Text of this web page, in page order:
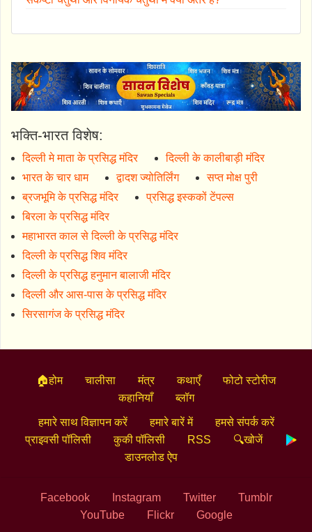
भक्ति-भारत विशेष:
दिल्ली मे माता के प्रसिद्ध मंदिर
दिल्ली के कालीबाड़ी मंदिर
भारत के चार धाम
द्वादश ज्योतिर्लिंग
सप्त मोक्ष पुरी
ब्रजभूमि के प्रसिद्ध मंदिर
प्रसिद्ध इस्ककों टेंपल्स
बिरला के प्रसिद्ध मंदिर
महाभारत काल से दिल्ली के प्रसिद्ध मंदिर
दिल्ली के प्रसिद्ध शिव मंदिर
दिल्ली के प्रसिद्ध हनुमान बालाजी मंदिर
दिल्ली और आस-पास के प्रसिद्ध मंदिर
सिरसागंज के प्रसिद्ध मंदिर
🏠होम चालीसा मंत्र कथाएँ
फोटो स्टोरीज
कहानियाँ
ब्लॉग
हमारे साथ विज्ञापन करें हमारे बारें में
हमसे संपर्क करें
प्राइवसी पॉलिसी
कुकी पॉलिसी RSS
🔍खोजें
डाउनलोड ऐप
Facebook Instagram Twitter
Tumblr
YouTube
Flickr Google